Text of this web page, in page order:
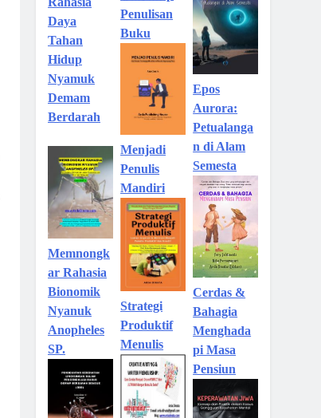
Daya
Tahan
Hidup
Nyamuk
Demam
Berdarah
Memnongk
ar Rahasia
Bionomik
Nyanuk
Anopheles
SP.
Penulisan
Buku
Menjadi
Penulis
Mandiri
Strategi
Produktif
Menulis
Epos
Aurora:
Petualanga
n di Alam
Semesta
Cerdas &
Bahagia
Menghada
pi Masa
Pensiun